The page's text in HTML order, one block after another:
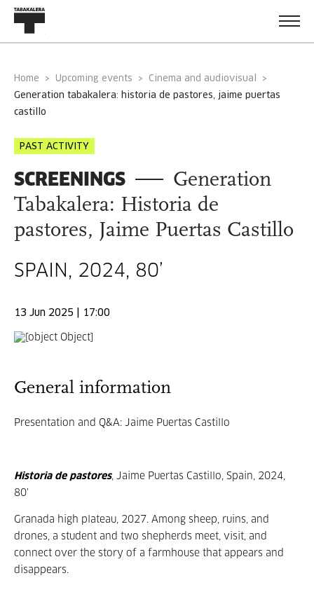
Home Upcoming events
Cinema and audiovisual
generation tabakalera: historia de pastores, jaime puertas
castillo
PAST ACTIVITY
SCREENINGS
Generation
Tabakalera: Historia de
pastores, Jaime Puertas Castillo
SPAIN, 2024, 80’
13 Jun 2025 | 17:00
General information
Presentation and Q&A: Jaime Puertas Castillo
Historia de pastores, Jaime Puertas Castillo, Spain, 2024,
80’
Granada high plateau, 2027. Among sheep, ruins, and
drones, a student and two shepherds meet, visit, and
connect over the story of a farmhouse that appears and
disappears.